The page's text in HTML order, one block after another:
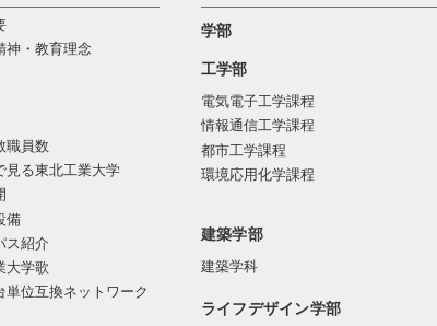
神・教育理念
職員数
見る東北工業大学
備
ス紹介
大学歌
単位互換ネットワーク
学部
工学部
電気電子工学課程
情報通信工学課程
都市工学課程
環境応用化学課程
建築学部
建築学科
ライフデザイン学部